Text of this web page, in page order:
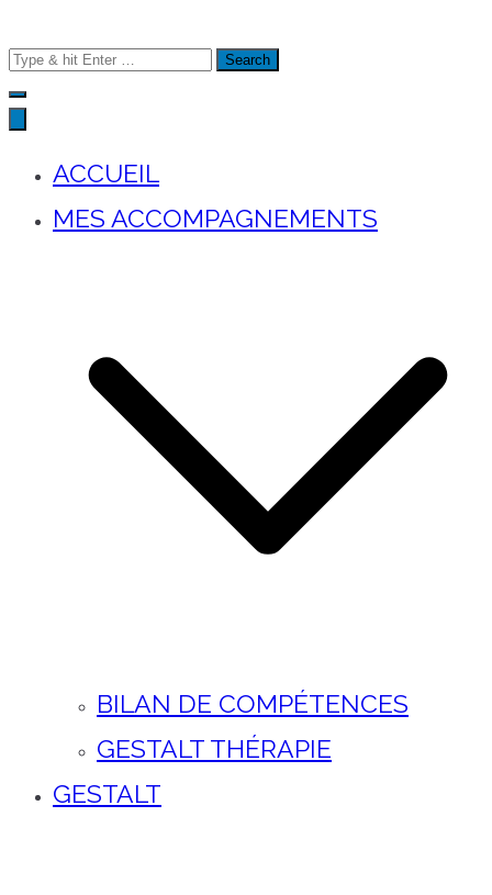
Search
for:
ACCUEIL
MES ACCOMPAGNEMENTS
BILAN DE COMPÉTENCES
GESTALT THÉRAPIE
GESTALT